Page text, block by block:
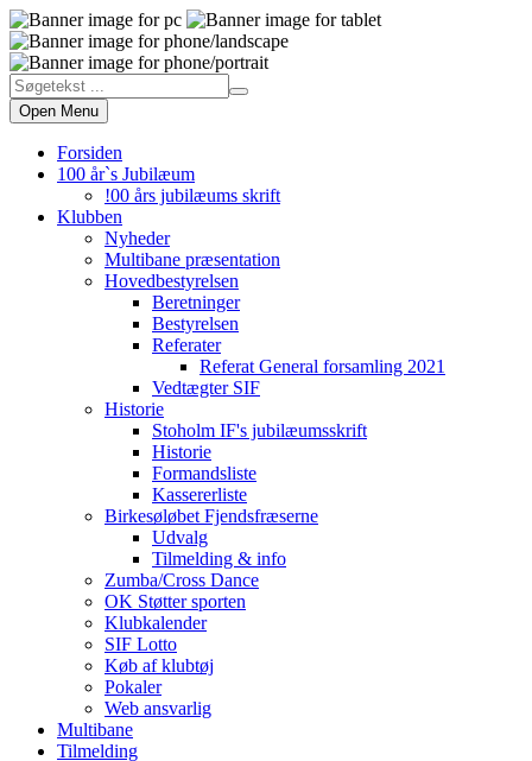
Open Menu
Forsiden
100 år`s Jubilæum
!00 års jubilæums skrift
Klubben
Nyheder
Multibane præsentation
Hovedbestyrelsen
Beretninger
Bestyrelsen
Referater
Referat General forsamling 2021
Vedtægter SIF
Historie
Stoholm IF's jubilæumsskrift
Historie
Formandsliste
Kassererliste
Birkesøløbet Fjendsfræserne
Udvalg
Tilmelding & info
Zumba/Cross Dance
OK Støtter sporten
Klubkalender
SIF Lotto
Køb af klubtøj
Pokaler
Web ansvarlig
Multibane
Tilmelding